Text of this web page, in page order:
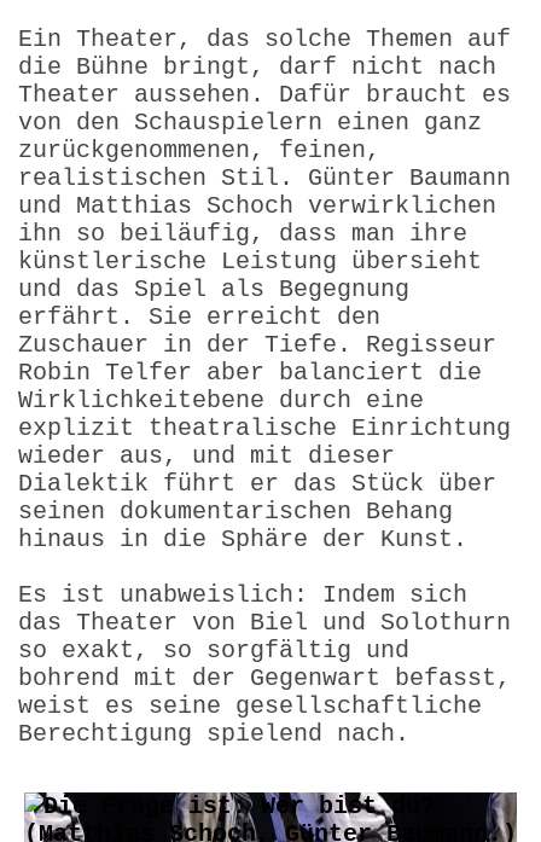
Ein Theater, das solche Themen auf
die Bühne bringt, darf nicht nach
Theater aussehen. Dafür braucht es
von den Schauspielern einen ganz
zurückgenommenen, feinen,
realistischen Stil. Günter Baumann
und Matthias Schoch verwirklichen
ihn so beiläufig, dass man ihre
künstlerische Leistung übersieht
und das Spiel als Begegnung
erfährt. Sie erreicht den
Zuschauer in der Tiefe. Regisseur
Robin Telfer aber balanciert die
Wirklichkeitebene durch eine
explizit theatralische Einrichtung
wieder aus, und mit dieser
Dialektik führt er das Stück über
seinen dokumentarischen Behang
hinaus in die Sphäre der Kunst.
Es ist unabweislich: Indem sich
das Theater von Biel und Solothurn
so exakt, so sorgfältig und
bohrend mit der Gegenwart befasst,
weist es seine gesellschaftliche
Berechtigung spielend nach.